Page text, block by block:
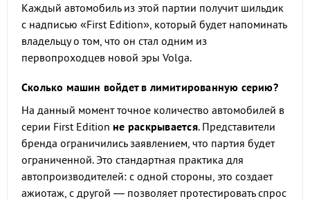
Каждый автомобиль из этой партии получит шильдик
с надписью «First Edition», который будет напоминать
владельцу о том, что он стал одним из
первопроходцев новой эры Volga.
Сколько машин войдет в лимитированную серию?
На данный момент точное количество автомобилей в
серии First Edition не раскрывается. Представители
бренда ограничились заявлением, что партия будет
ограниченной. Это стандартная практика для
автопроизводителей: с одной стороны, это создает
ажиотаж, с другой — позволяет протестировать спрос